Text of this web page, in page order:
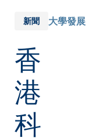
新聞 大學發展
香
港
科